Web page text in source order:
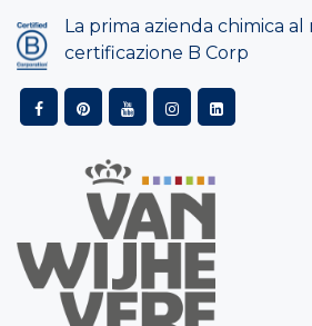
La prima azienda chimica
certificazione B Corp